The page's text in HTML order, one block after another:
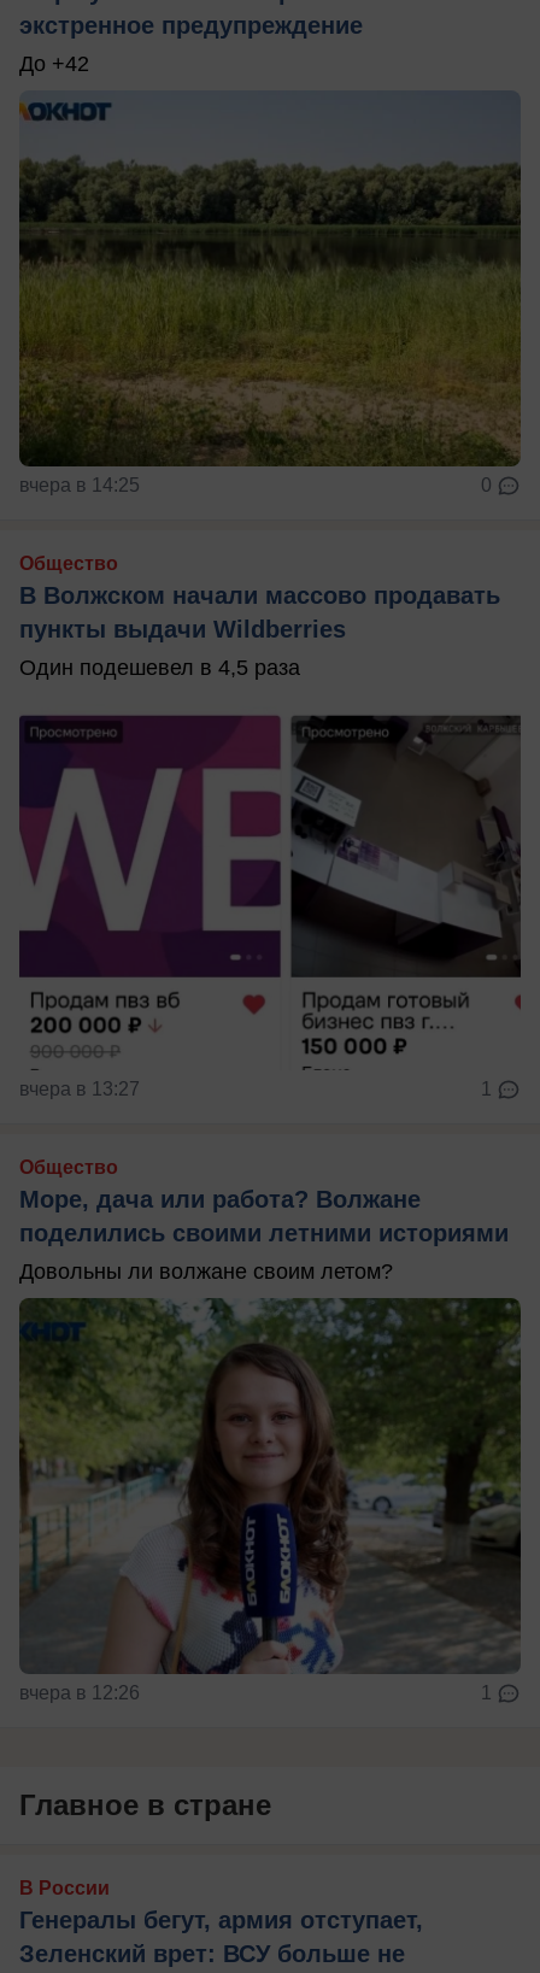
экстренное предупреждение
До +42
вчера в 14:25 0
Общество
В Волжском начали массово продавать
пункты выдачи Wildberries
Один подешевел в 4,5 раза
вчера в 13:27 1
Общество
Море, дача или работа? Волжане
поделились своими летними историями
Довольны ли волжане своим летом?
вчера в 12:26 1
Главное в стране
В России
Генералы бегут, армия отступает,
Зеленский врет: ВСУ больше не